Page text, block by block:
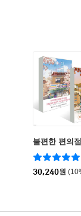
불편한 편의
30,240원